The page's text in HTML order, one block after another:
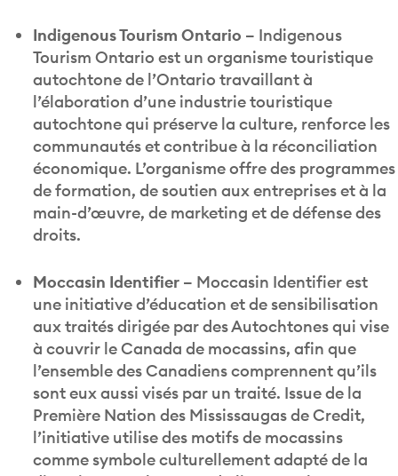
Indigenous Tourism Ontario – Indigenous
Tourism Ontario est un organisme touristique
autochtone de l’Ontario travaillant à
l’élaboration d’une industrie touristique
autochtone qui préserve la culture, renforce les
communautés et contribue à la réconciliation
économique. L’organisme offre des programmes
de formation, de soutien aux entreprises et à la
main-d’œuvre, de marketing et de défense des
droits.
Moccasin Identifier – Moccasin Identifier est
une initiative d’éducation et de sensibilisation
aux traités dirigée par des Autochtones qui vise
à couvrir le Canada de mocassins, afin que
l’ensemble des Canadiens comprennent qu’ils
sont eux aussi visés par un traité. Issue de la
Première Nation des Mississaugas de Credit,
l’initiative utilise des motifs de mocassins
comme symbole culturellement adapté de la